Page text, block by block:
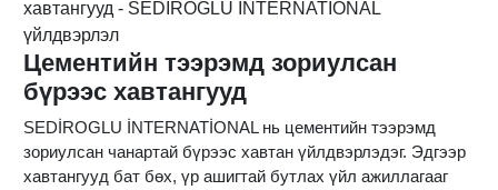
хавтангууд - SEDİROGLU İNTERNATİONAL
үйлдвэрлэл
Цементийн тээрэмд зориулсан
бүрээс хавтангууд
SEDİROGLU İNTERNATİONAL нь цементийн тээрэмд
зориулсан чанартай бүрээс хавтан үйлдвэрлэдэг. Эдгээр
хавтангууд бат бөх, үр ашигтай бутлах үйл ажиллагааг